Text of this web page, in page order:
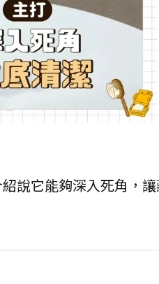
說它能夠深入死角，